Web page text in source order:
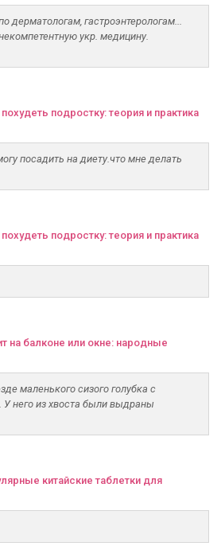
дерматологам, гастроэнтерологам...
укр. медицину.
подростку: теория и практика
посадить на диету.что мне делать
подростку: теория и практика
на балконе или окне: народные
маленького сизого голубка с
У него из хвоста были выдраны
китайские таблетки для